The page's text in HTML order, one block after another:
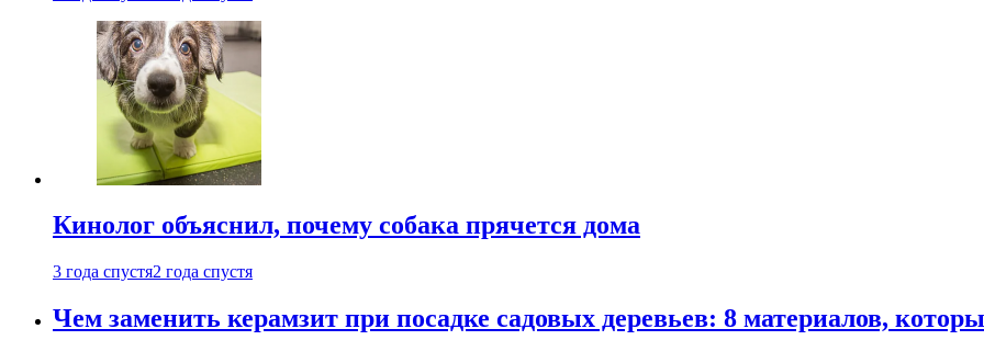
Кинолог объяснил, почему собака прячется дома
3 года спустя2 года спустя
Чем заменить керамзит при посадке садовых деревьев: 8 материалов,